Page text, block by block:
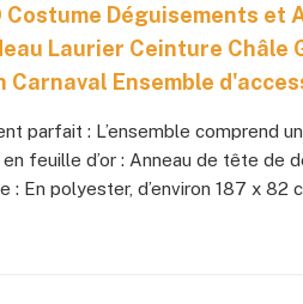
Costume Déguisements et
Laurier Ceinture Châle
Carnaval Ensemble
parfait : L’ensemble comprend
en feuille d’or : Anneau de tête de
: En polyester, d’environ 187 x 82